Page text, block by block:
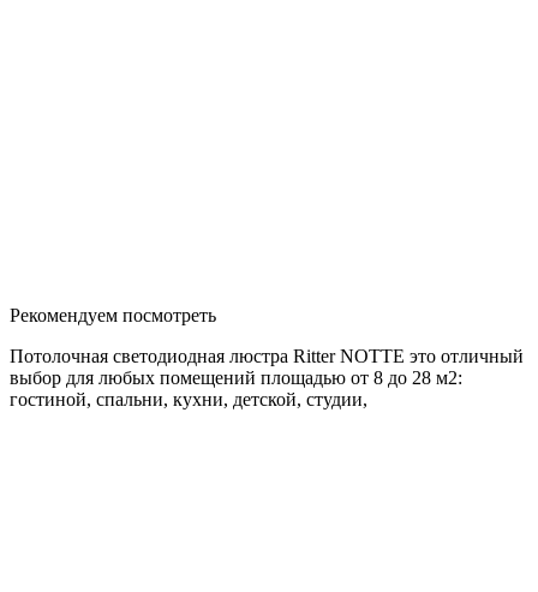
Рекомендуем посмотреть
Потолочная светодиодная люстра Ritter NOTTE это отличный
выбор для любых помещений площадью от 8 до 28 м2:
гостиной, спальни, кухни, детской, студии,